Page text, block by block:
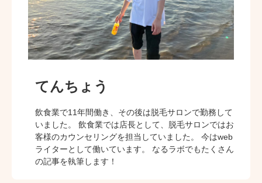
てんちょう
飲食業で11年間働き、その後は脱毛サロンで勤務して
いました。 飲食業では店長として、脱毛サロンではお
客様のカウンセリングを担当していました。 今はweb
ライターとして働いています。 なるラボでもたくさん
の記事を執筆します！